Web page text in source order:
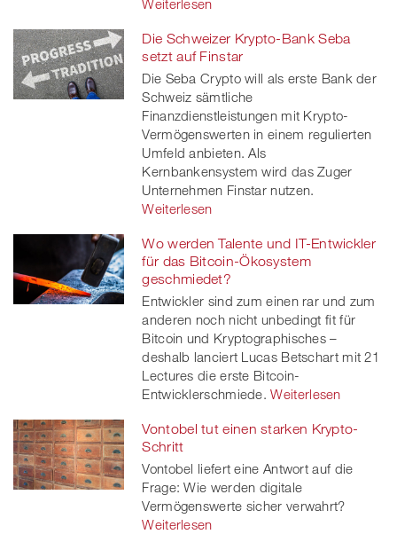
Weiterlesen
Die Schweizer Krypto-Bank Seba
setzt auf Finstar
Die Seba Crypto will als erste Bank der
Schweiz sämtliche
Finanzdienstleistungen mit Krypto-
Vermögenswerten in einem regulierten
Umfeld anbieten. Als
Kernbankensystem wird das Zuger
Unternehmen Finstar nutzen.
Weiterlesen
Wo werden Talente und IT-Entwickler
für das Bitcoin-Ökosystem
geschmiedet?
Entwickler sind zum einen rar und zum
anderen noch nicht unbedingt fit für
Bitcoin und Kryptographisches –
deshalb lanciert Lucas Betschart mit 21
Lectures die erste Bitcoin-
Entwicklerschmiede. Weiterlesen
Vontobel tut einen starken Krypto-
Schritt
Vontobel liefert eine Antwort auf die
Frage: Wie werden digitale
Vermögenswerte sicher verwahrt?
Weiterlesen